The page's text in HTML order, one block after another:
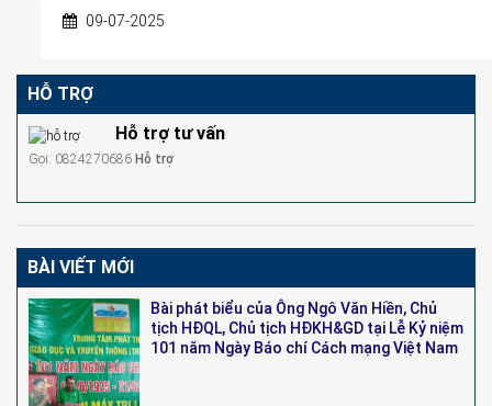
09-07-2025
HỖ TRỢ
Hỗ trợ tư vấn
Gọi: 0824270686 Hỗ trợ
BÀI VIẾT MỚI
Bài phát biểu của Ông Ngô Văn Hiền, Chủ
tịch HĐQL, Chủ tịch HĐKH&GD tại Lễ Kỷ niệm
101 năm Ngày Báo chí Cách mạng Việt Nam